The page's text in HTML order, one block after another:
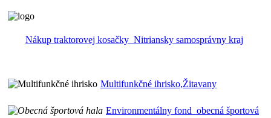
Nákup traktorovej kosačky_Nitriansky samosprávny kraj
Multifunkčné ihrisko,Žitavany
Environmentálny fond_obecná športová